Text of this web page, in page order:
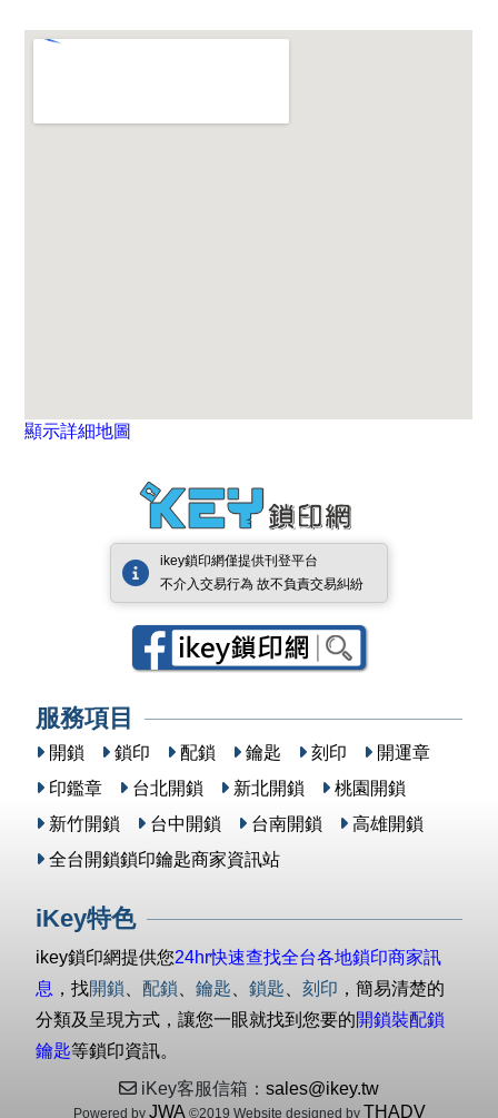
顯示詳細地圖
ikey鎖印網僅提供刊登平台
不介入交易行為 故不負責交易糾紛
服務項目
開鎖 鎖印 配鎖 鑰匙 刻印
開運章
印鑑章
台北開鎖 新北開鎖
桃園開鎖
新竹開鎖
台中開鎖 台南開鎖
高雄開鎖
全台開鎖鎖印鑰匙商家資訊站
iKey特色
ikey鎖印網提供您24hr快速查找全台各地鎖印商家訊
息 ，找開鎖、 配鎖、鑰匙、鎖匙、刻印 ，簡易清楚的
分類及呈現方式，讓您一眼就找到您要的開鎖裝配鎖
鑰匙等鎖印資訊。
iKey客服信箱： sales@ikey.tw
Powered by JWA©2019 Website designed by THADV